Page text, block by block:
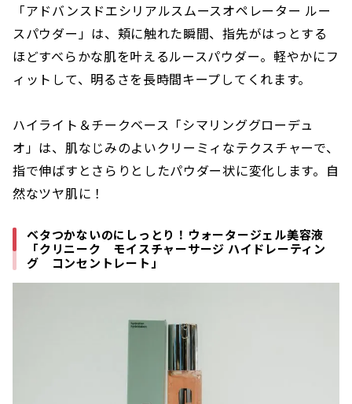
「アドバンスドエシリアルスムースオペレーター ルー
スパウダー」は、頬に触れた瞬間、指先がはっとする
ほどすべらかな肌を叶えるルースパウダー。軽やかにフ
ィットして、明るさを長時間キープしてくれます。
ハイライト＆チークベース「シマリンググローデュ
オ」は、肌なじみのよいクリーミィなテクスチャーで、
指で伸ばすとさらりとしたパウダー状に変化します。自
然なツヤ肌に！
ベタつかないのにしっとり！ウォータージェル美容液
「クリニーク モイスチャーサージ ハイドレーティン
グ コンセントレート」